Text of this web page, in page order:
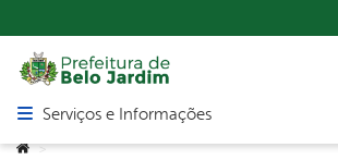
Abrir menu principal de navegação
Serviços e Informações
Você está aqui:
>